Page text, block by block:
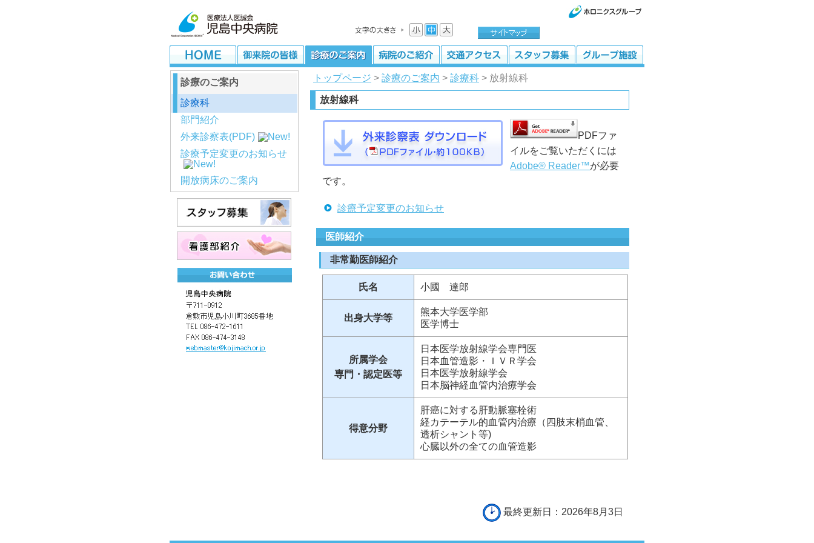
トップページ > 診療のご案内 > 診療科 > 放射線科
放射線科
PDFファ
イルをご覧いただくには
Adobe® Reader™が必要
です。
診療予定変更のお知らせ
医師紹介
非常勤医師紹介
氏名 小國 達郎
出身大学等
熊本大学医学部
医学博士
所属学会
専門・認定医等
日本医学放射線学会専門医
日本血管造影・ＩＶＲ学会
日本医学放射線学会
日本脳神経血管内治療学会
得意分野
肝癌に対する肝動脈塞栓術
経カテーテル的血管内治療（四肢末梢血管、
透析シャント等)
心臓以外の全ての血管造影
最終更新日：2026年8月3日
診療のご案内
診療科
部門紹介
外来診察表(PDF)
診療予定変更のお知らせ
開放病床のご案内